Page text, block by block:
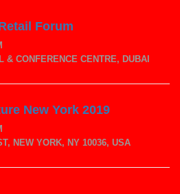
Forum
& CONFERENCE CENTRE, DUBAI
New York 2019
NEW YORK, NY 10036, USA